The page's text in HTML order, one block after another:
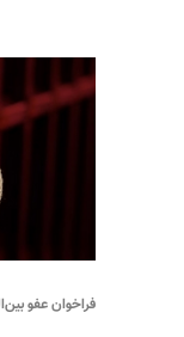
فراخوان عفو